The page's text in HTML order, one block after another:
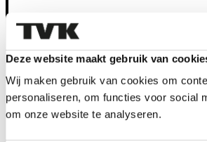
Deze website maakt gebruik van
Wij maken gebruik van cookies om
personaliseren, om functies voor social
om onze website te analyseren.